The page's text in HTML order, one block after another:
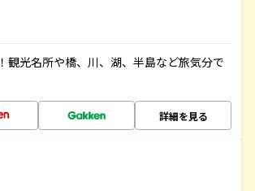
観光名所や橋、川、湖、半島など旅気分で
詳細を見る